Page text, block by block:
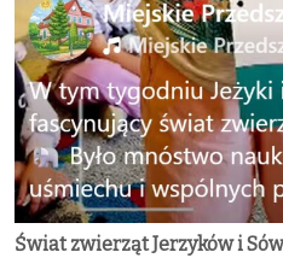
Świat zwierząt Jerzyków i